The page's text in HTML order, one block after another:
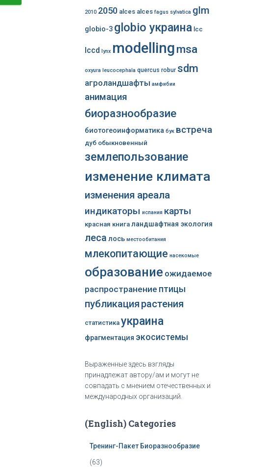
2010 2050 alces alces fagus sylvatica glm
globio-3 globio украина lcc
lccd lynx modellingmsa
oxyura leucocephala quercus robur sdm
агроландшафты амфибии
анимация
биоразнообразие
биотогеоинформатика бук встреча
дуб обыкновенный
землепользование
изменение климата
изменения ареала
индикаторы испания карты
красная книга ландшафтная экология
леса лось местообитания
млекопитающие насекомые
образование ожидаемое
распространение птицы
публикация растения
статистика украина
фрагментация экосистемы
Выраженные здесь взгляды
принадлежат автору/ам и могут не
совпадать с мнением отечественных и
международных организаций.
(English) Categories
Тренинг-Пакет Биоразнообразие
(63)